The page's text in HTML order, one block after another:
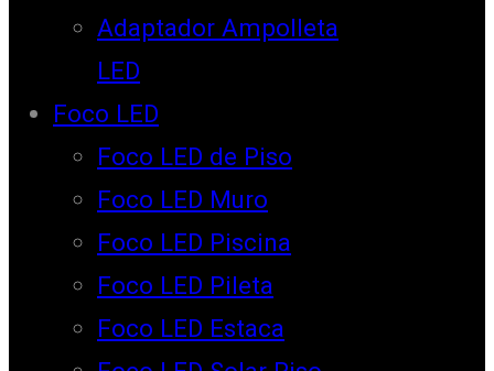
Adaptador Ampolleta
LED
Foco LED
Foco LED de Piso
Foco LED Muro
Foco LED Piscina
Foco LED Pileta
Foco LED Estaca